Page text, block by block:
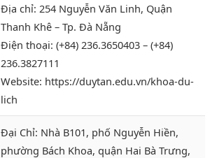
Địa chỉ: 254 Nguyễn Văn Linh, Quận
Thanh Khê – Tp. Đà Nẵng
Điện thoại: (+84) 236.3650403 – (+84)
236.3827111
Website: https://duytan.edu.vn/khoa-du-
lich
Đại Chỉ: Nhà B101, phố Nguyễn Hiền,
phường Bách Khoa, quận Hai Bà Trưng,